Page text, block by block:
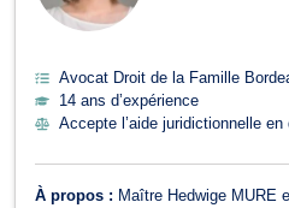
Avocat Droit de la Famille
14 ans d’expérience
Accepte l’aide juridictionnelle en
À propos : Maître Hedwige MURE